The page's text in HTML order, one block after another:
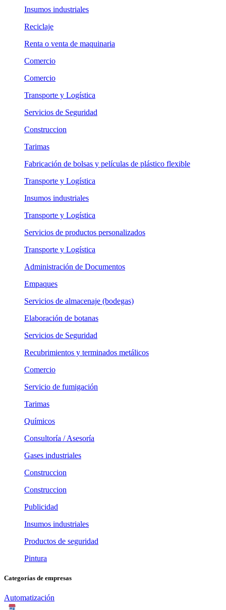
Insumos industriales
Reciclaje
Renta o venta de maquinaria
Comercio
Comercio
Transporte y Logística
Servicios de Seguridad
Construccion
Tarimas
Fabricación de bolsas y películas de plástico flexible
Transporte y Logística
Insumos industriales
Transporte y Logística
Servicios de productos personalizados
Transporte y Logística
Administración de Documentos
Empaques
Servicios de almacenaje (bodegas)
Elaboración de botanas
Servicios de Seguridad
Recubrimientos y terminados metálicos
Comercio
Servicio de fumigación
Tarimas
Químicos
Consultoría / Asesoría
Gases industriales
Construccion
Construccion
Publicidad
Insumos industriales
Productos de seguridad
Pintura
Categorías de empresas
Automatización